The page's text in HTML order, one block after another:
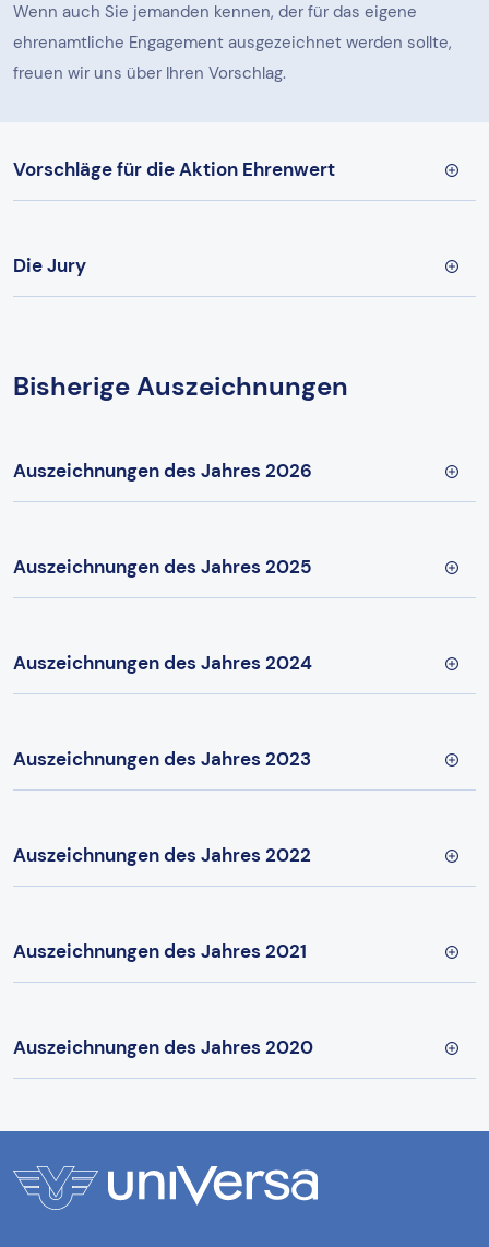
Wenn auch Sie jemanden kennen, der für das eigene
ehrenamtliche Engagement ausgezeichnet werden sollte,
freuen wir uns über Ihren Vorschlag.
Vorschläge für die Aktion Ehrenwert
Die Jury
Bisherige Auszeichnungen
Auszeichnungen des Jahres 2026
Auszeichnungen des Jahres 2025
Auszeichnungen des Jahres 2024
Auszeichnungen des Jahres 2023
Auszeichnungen des Jahres 2022
Auszeichnungen des Jahres 2021
Auszeichnungen des Jahres 2020